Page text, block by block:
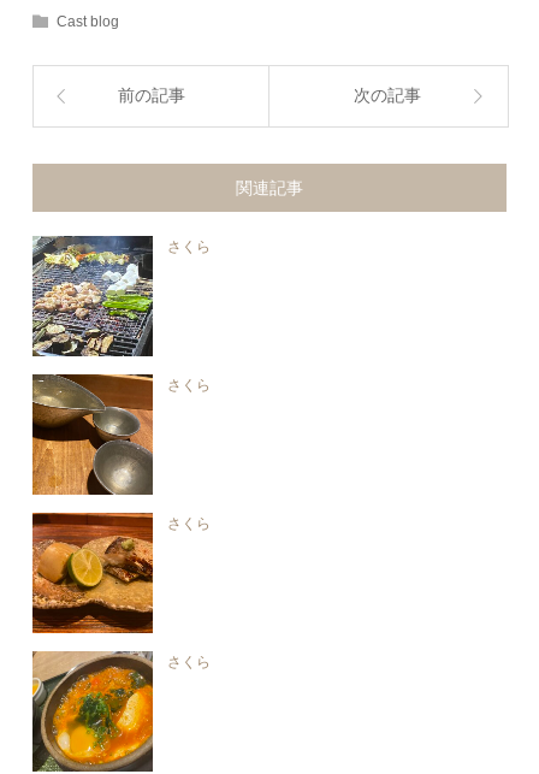
Cast blog
前の記事 次の記事
関連記事
さくら
さくら
さくら
さくら